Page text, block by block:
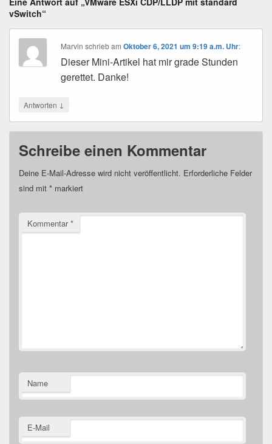
vSwitch“
Marvin schriebamOktober 6, 2021 um 9:19 a.m. Uhr:
Dieser Mini-Artikel hat mir grade Stunden
gerettet. Danke!
Antworten ↓
Schreibe einen Kommentar
Deine E-Mail-Adresse wird nicht veröffentlicht. Erforderliche Felder
sind mit * markiert
Kommentar*
Name
E-Mail